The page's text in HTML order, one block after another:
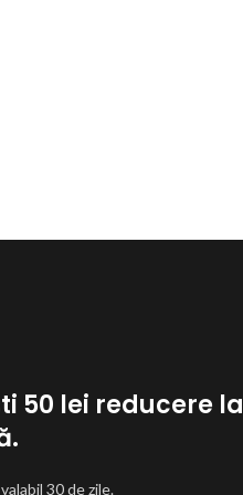
50 lei reducere la
30 de zile.